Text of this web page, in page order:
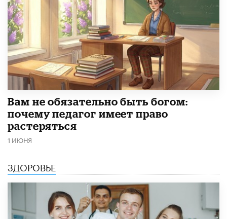
​Вам не обязательно быть богом:
почему педагог имеет право
растеряться
1 ИЮНЯ
ЗДОРОВЬЕ